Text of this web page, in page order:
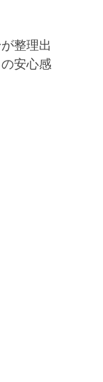
整理出
安心感